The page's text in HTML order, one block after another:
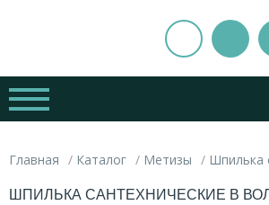
Главная Каталог Метизы Шпилька
ШПИЛЬКА САНТЕХНИЧЕСКИЕ В